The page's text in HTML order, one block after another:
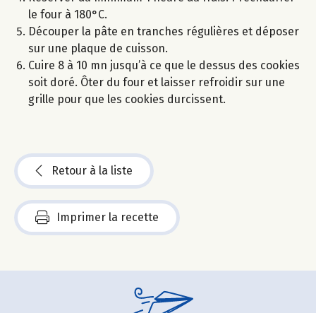
le four à 180°C.
Découper la pâte en tranches régulières et déposer
sur une plaque de cuisson.
Cuire 8 à 10 mn jusqu’à ce que le dessus des cookies
soit doré. Ôter du four et laisser refroidir sur une
grille pour que les cookies durcissent.
Retour à la liste
Imprimer la recette